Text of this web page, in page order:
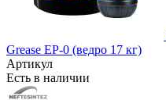
Grease EP-0 (ведро 17 кг)
Артикул
Есть в наличии